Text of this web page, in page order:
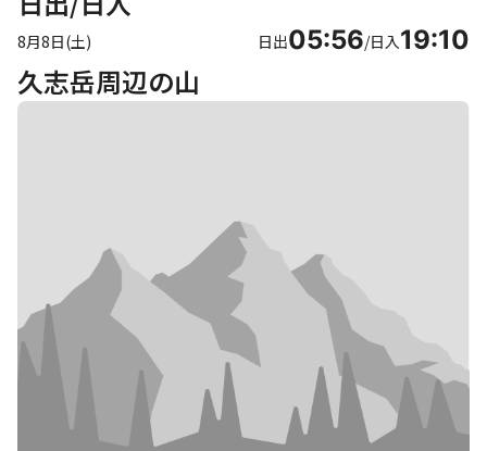
8月8日(土) 日出05:56/日入19:10
久志岳周辺の山